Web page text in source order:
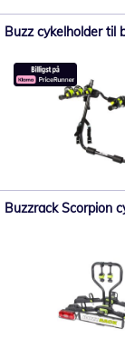
Buzz cykelholder til
Buzzrack Scorpion